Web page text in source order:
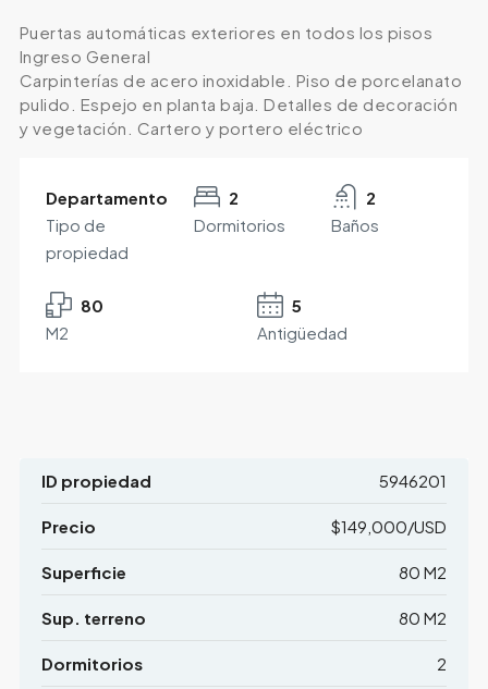
Puertas automáticas exteriores en todos los pisos
Ingreso General
Carpinterías de acero inoxidable. Piso de porcelanato
pulido. Espejo en planta baja. Detalles de decoración
y vegetación. Cartero y portero eléctrico
Departamento
Tipo de
propiedad
2
Dormitorios
2
Baños
80
M2
5
Antigüedad
ID propiedad 5946201
Precio $149,000/USD
Superficie 80 M2
Sup. terreno 80 M2
Dormitorios 2